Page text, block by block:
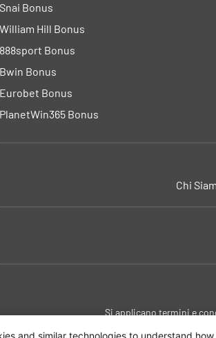
Snai Bonus
William Hill Bonus
888sport Bonus
Bwin Bonus
Eurobet Bonus
PlanetWin365 Bonus
Chi
Si applicano termini e
and similar technologies to understand